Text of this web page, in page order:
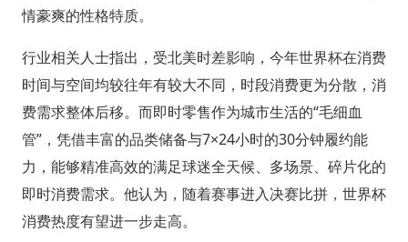
情豪爽的性格特质。
行业相关人士指出，受北美时差影响，今年世界杯在消费
时间与空间均较往年有较大不同，时段消费更为分散，消
费需求整体后移。而即时零售作为城市生活的“毛细血
管”，凭借丰富的品类储备与7×24小时的30分钟履约能
力，能够精准高效的满足球迷全天候、多场景、碎片化的
即时消费需求。他认为，随着赛事进入决赛比拼，世界杯
消费热度有望进一步走高。